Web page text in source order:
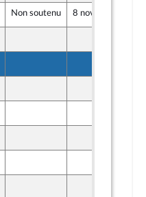
Non soutenu 8 novembre 2024